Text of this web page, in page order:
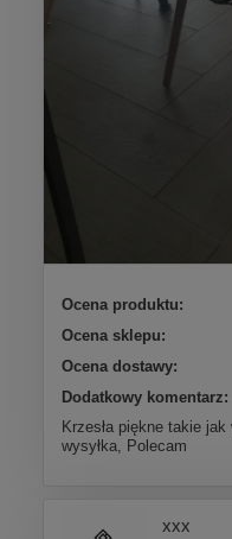
Ocena produktu:
Ocena sklepu:
Ocena dostawy:
Dodatkowy komentarz:
Krzesła piękne takie
wysyłka, Polecam
xxx